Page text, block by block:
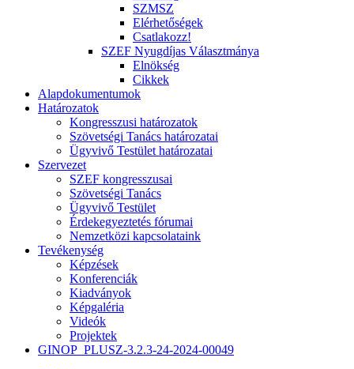
SZMSZ
Elérhetőségek
Csatlakozz!
SZEF Nyugdíjas Választmánya
Elnökség
Cikkek
Alapdokumentumok
Határozatok
Kongresszusi határozatok
Szövetségi Tanács határozatai
Ügyvivő Testület határozatai
Szervezet
SZEF kongresszusai
Szövetségi Tanács
Ügyvivő Testület
Érdekegyeztetés fórumai
Nemzetközi kapcsolataink
Tevékenység
Képzések
Konferenciák
Kiadványok
Képgaléria
Videók
Projektek
GINOP_PLUSZ-3.2.3-24-2024-00049